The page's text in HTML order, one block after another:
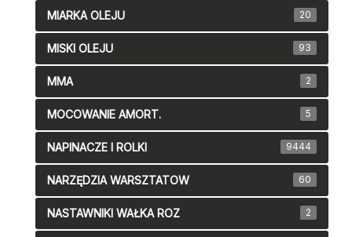
MIARKA OLEJU 20
MISKI OLEJU 93
MMA 2
MOCOWANIE AMORT. 5
NAPINACZE I ROLKI 9444
NARZĘDZIA WARSZTATOW 60
NASTAWNIKI WAŁKA ROZ 2